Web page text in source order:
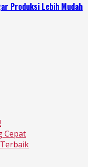
Produksi Lebih Mudah
Cepat